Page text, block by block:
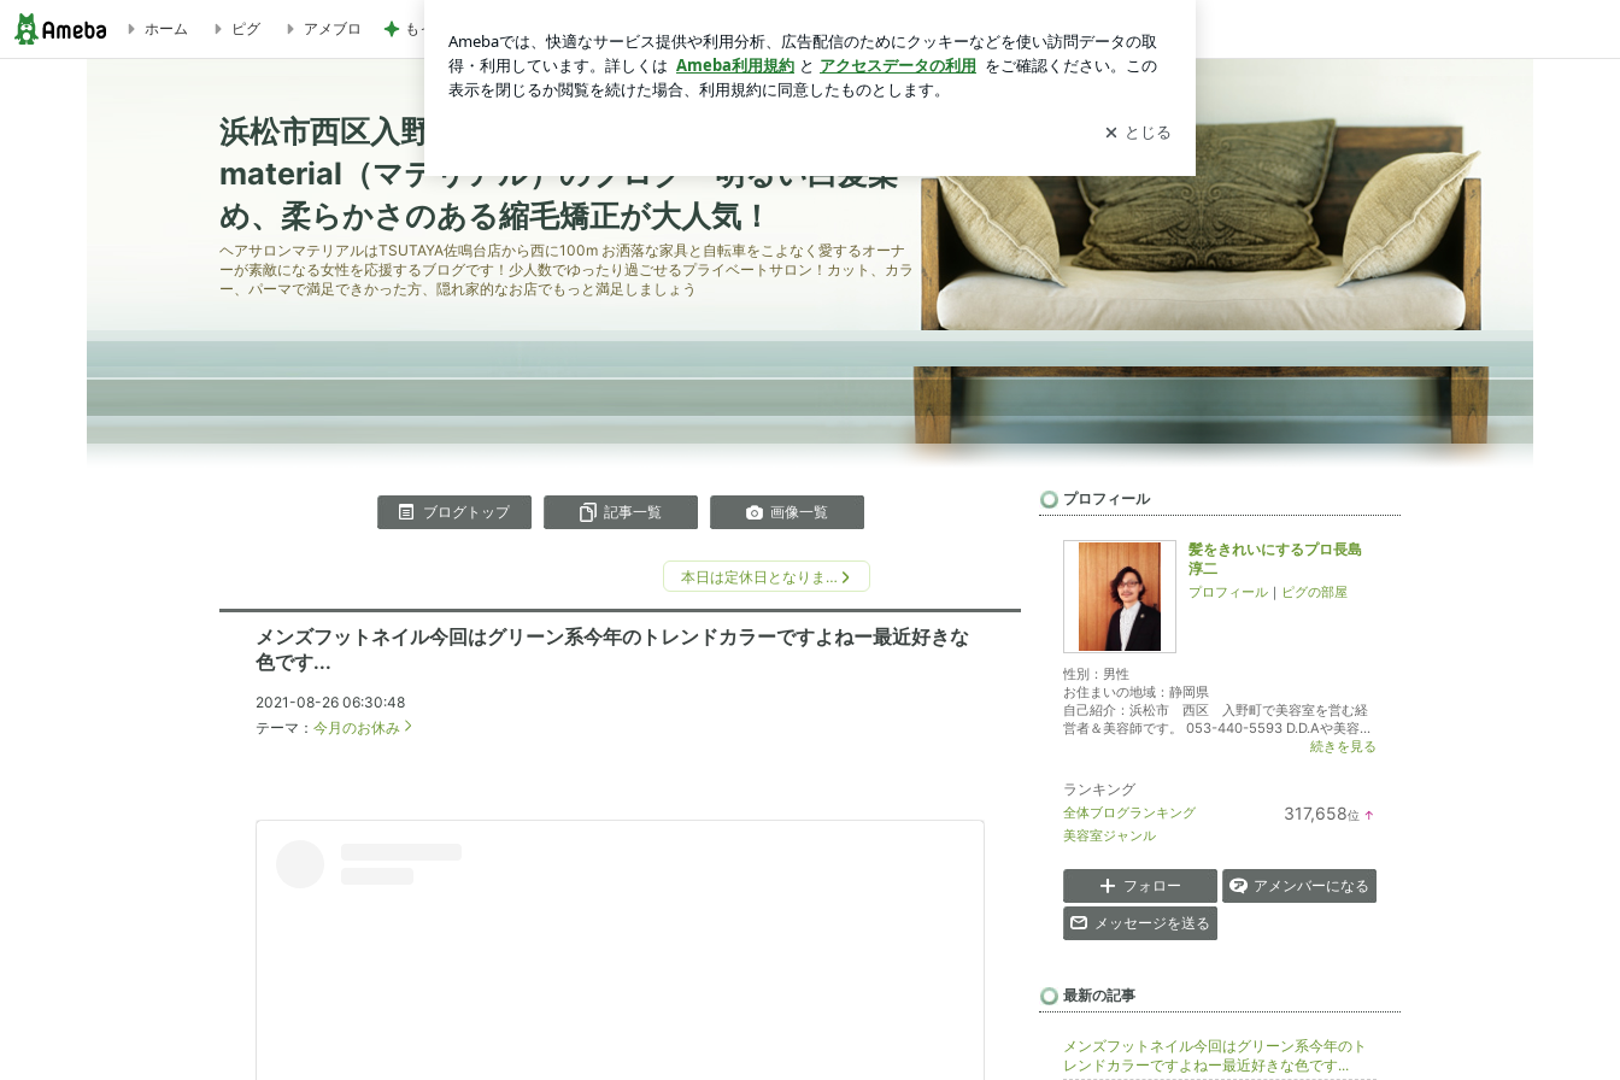
メンズフットネイル今回はグリーン系今年のトレンドカラーですよねー最近好きな色です... | 浜松市西区入野町にある美容室,美容院 material（マテリアル）のブログ 明るい白髪染め、
ホーム ピグ アメブロ もっと早く購入すれば良かったコップ 新規登録 ログイン
浜松市西区入野町にある美容室,美容院
material（マテリアル）のブログ 明るい白髪染
め、柔らかさのある縮毛矯正が大人気！
ヘアサロンマテリアルはTSUTAYA佐鳴台店から西に100m お洒落な家具と自転車をこよなく愛するオーナ
ーが素敵になる女性を応援するブログです！少人数でゆったり過ごせるプライベートサロン！カット、カラ
ー、パーマで満足できかった方、隠れ家的なお店でもっと満足しましょう
ブログトップ 記事一覧 画像一覧
本日は定休日となりま…
メンズフットネイル今回はグリーン系今年のトレンドカラーですよねー最近好きな
色です...
2021-08-26 06:30:48
テーマ： 今月のお休み
プロフィール
髪をきれいにするプロ長島
淳二
プロフィール ｜ ピグの部屋
性別： 男性
お住まいの地域： 静岡県
自己紹介：浜松市 西区 入野町で美容室を営む経
営者＆美容師です。 053-440-5593 D.D.Aや美容...
続きを見る
ランキング
全体ブログランキング 317,658位 ↑
美容室ジャンル
フォロー アメンバーになる
メッセージを送る
最新の記事
メンズフットネイル今回はグリーン系今年のト
レンドカラーですよねー最近好きな色です...